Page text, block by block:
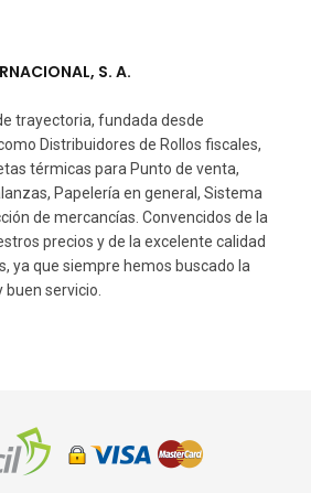
S. A.
trayectoria, fundada desde
Distribuidores de Rollos fiscales,
térmicas para Punto de venta,
Papelería en general, Sistema
de mercancías. Convencidos de la
precios y de la excelente calidad
ya que siempre hemos buscado la
servicio.